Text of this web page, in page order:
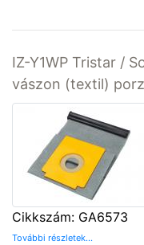
IZ-Y1WP Tristar /
vászon (textil)
Cikkszám: GA6573
További részletek...